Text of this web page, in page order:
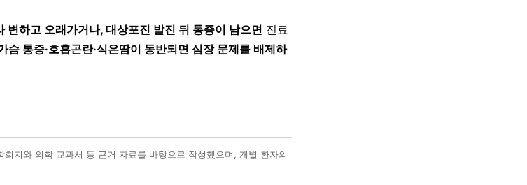
변하고 오래가거나, 대상포진 발진 뒤 통증이 남으면 진료
슴 통증·호흡곤란·식은땀이 동반되면 심장 문제를 배제하
회지와 의학 교과서 등 근거 자료를 바탕으로 작성했으며, 개별 환자의